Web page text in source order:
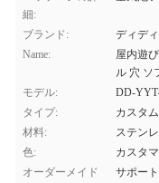
細:
ブランド:
ディディ
Name:
屋内遊
ル 穴 ソ
モデル:
DD-
タイプ:
カスタ
材料:
ステン
色:
カスタ
オーダーメイド
サポート